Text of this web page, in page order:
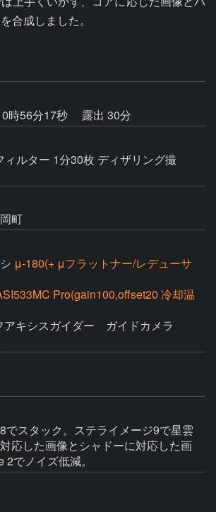
合成しました。
時56分17秒
露出 30分
ィルター 1分30枚 ディザリング撮
町
μ-180(+ μフラットナー/レデューサ
Pro(gain100,offset20 冷却温
キシスガイダー　ガイドカメラ
でスタック。ステライメージ9で星雲
応した画像とシャドーに対応した画
でノイズ低減。